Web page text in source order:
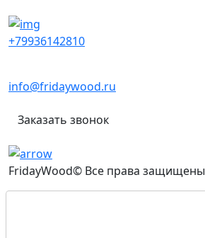
+79936142810
info@fridaywood.ru
Заказать звонок
FridayWood© Все права защищены